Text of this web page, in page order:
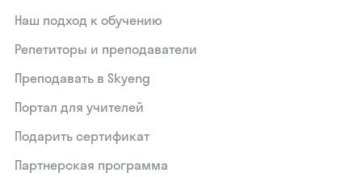
Наш подход к обучению
Репетиторы и преподаватели
Преподавать в Skyeng
Портал для учителей
Подарить сертификат
Партнерская программа